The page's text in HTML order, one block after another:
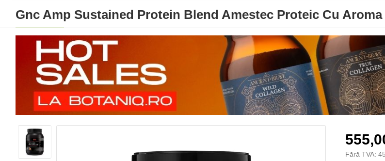
Gnc Amp Sustained Protein Blend Amestec Proteic Cu
Fără TVA: